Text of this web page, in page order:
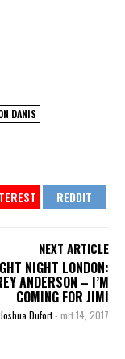
DANIS
NEXT ARTICLE
NIGHT LONDON:
ANDERSON – I’M
COMING FOR JIMI
Joshua Dufort- mrt 14, 2017